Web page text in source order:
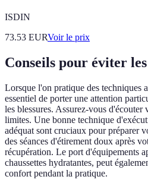
ISDIN
73.53 EURVoir le prix
Conseils pour éviter
Lorsque l'on pratique des techniques
essentiel de porter une attention
les blessures. Assurez-vous d'écouter
limites. Une bonne technique
adéquat sont cruciaux pour préparer
des séances d'étirement doux après
récupération. Le port d'équipements
chaussettes hydratantes, peut
confort pendant la pratique.